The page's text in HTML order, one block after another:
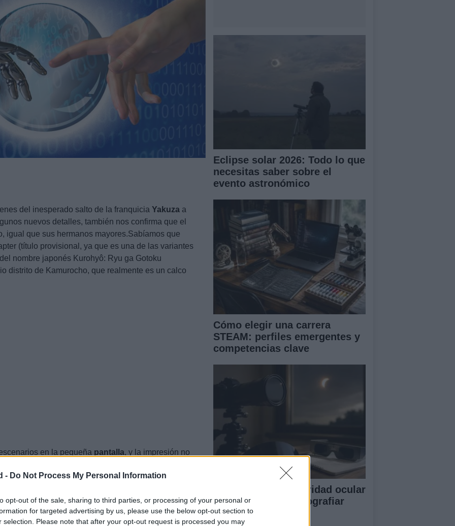
- Do Not Process My Personal Information
opt-out of the sale, sharing to third parties, or processing of your personal or
for targeted advertising by us, please use the below opt-out section to
selection. Please note that after your opt-out request is processed you may
del inesperado salto de la franquicia Yakuza a
nuevos detalles, también nos confirma que el
igual que sus hermanos mayores.Sabíamos que
(título provisional, ya que es una de las variantes
nombre japonés Kurohyô: Ryu ga Gotoku
distrito de Kamurocho, que realmente es un calco
en la pequeña pantalla, y la impresión no
tampoco faltarán los
rato con Tatsuya, el nuevo protagonista que muy
al crack de Kazuma.Recientemente, la
que las ventas deYakuza3 en occidente habían ido
Eclipse solar 2026: Todo lo que
necesitas saber sobre el
evento astronómico
Cómo elegir una carrera
STEAM: perfiles emergentes y
competencias clave
Protocolos de seguridad ocular
y consejos para fotografiar
eclipses solares